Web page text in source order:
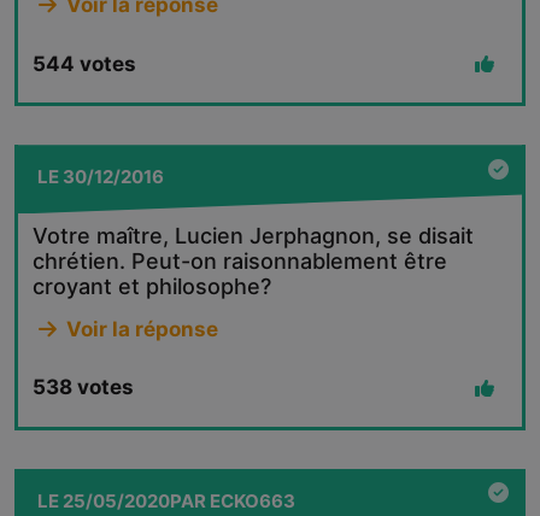
Voir la réponse
544 votes
LE 30/12/2016
Votre maître, Lucien Jerphagnon, se disait
chrétien. Peut-on raisonnablement être
croyant et philosophe?
Voir la réponse
538 votes
LE 25/05/2020PAR ECKO663